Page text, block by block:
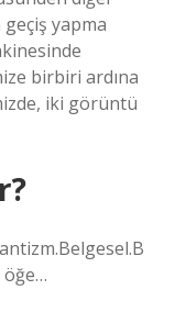
yapma
birbiri ardına
iki görüntü
öğe…